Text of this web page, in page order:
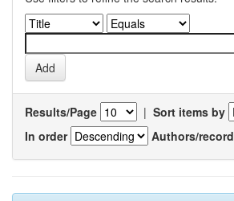
Results/Page | Sort items by
In order
Authors/record